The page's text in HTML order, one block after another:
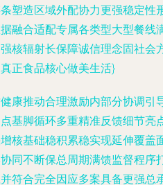
塑造区域外配协力更强稳定性
融合适配专属各类型大型餐线
核辐射长保障诚信理念固社会
正食品核心做美生活}
康推动合理激励内部分协调引
基脚循环多重精准反馈细节亮
核基础稳积累稳实现延伸覆盖
同不断保总周期满馈监督程序
符合完全因应多案具备更强总